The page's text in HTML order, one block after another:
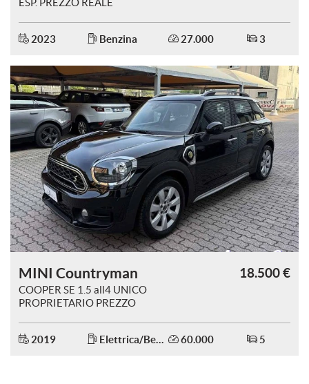
2023 Benzina 27.000 3
MINI Countryman
COOPER SE 1.5 all4 UNICO
PROPRIETARIO PREZZO
18.500 €
2019 Elettrica/Benzina 60.000 5
Cookie delle preferenze
Cookie per il miglioramento dell'esperienza utente
Cookie analitici
Cookie di marketing
Leggi
cookie
policy
Salva
le